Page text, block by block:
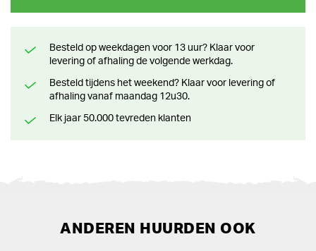
Besteld op weekdagen voor 13 uur? Klaar voor
levering of afhaling de volgende werkdag.
Besteld tijdens het weekend? Klaar voor levering of
afhaling vanaf maandag 12u30.
Elk jaar 50.000 tevreden klanten
ANDEREN HUURDEN OOK